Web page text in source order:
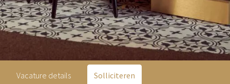
Vacature details Solliciteren